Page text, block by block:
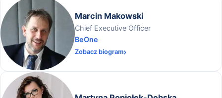
Marcin Makowski
Chief Executive Officer
BeOne
Zobacz biogram